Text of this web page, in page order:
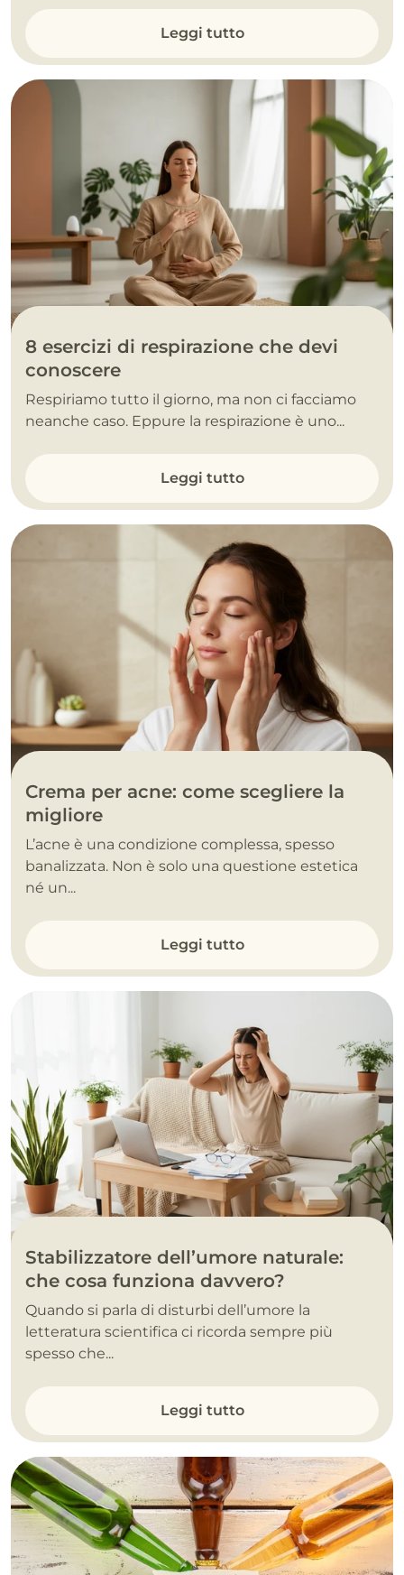
Leggi tutto
8 esercizi di respirazione che devi
conoscere
Respiriamo tutto il giorno, ma non ci facciamo
neanche caso. Eppure la respirazione è uno...
Leggi tutto
Crema per acne: come scegliere la
migliore
L’acne è una condizione complessa, spesso
banalizzata. Non è solo una questione estetica
né un...
Leggi tutto
Stabilizzatore dell’umore naturale:
che cosa funziona davvero?
Quando si parla di disturbi dell’umore la
letteratura scientifica ci ricorda sempre più
spesso che...
Leggi tutto